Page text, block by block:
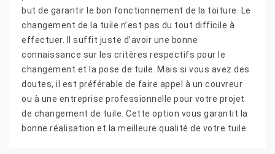
but de garantir le bon fonctionnement de la toiture. Le
changement de la tuile n’est pas du tout difficile à
effectuer. Il suffit juste d’avoir une bonne
connaissance sur les critères respectifs pour le
changement et la pose de tuile. Mais si vous avez des
doutes, il est préférable de faire appel à un couvreur
ou à une entreprise professionnelle pour votre projet
de changement de tuile. Cette option vous garantit la
bonne réalisation et la meilleure qualité de votre tuile.